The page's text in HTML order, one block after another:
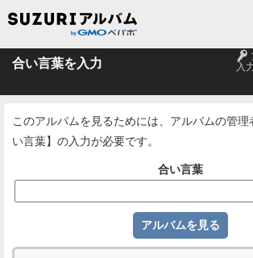
合い言葉を入力 🔑
入
このアルバムを見るためには、アルバムの管理
い言葉】の入力が必要です。
合い言葉